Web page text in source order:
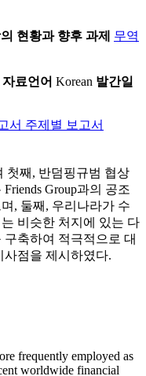
현황과 향후 과제 무역
자료언어 Korean 발간일
서 주제별 보고서
첫째, 반덤핑규범 협상
Group과의 공조
, 둘째, 우리나라가 수
비슷한 처지에 있는 다
축하여 적극적으로 대
사점을 제시하였다.
frequently employed as
worldwide financial